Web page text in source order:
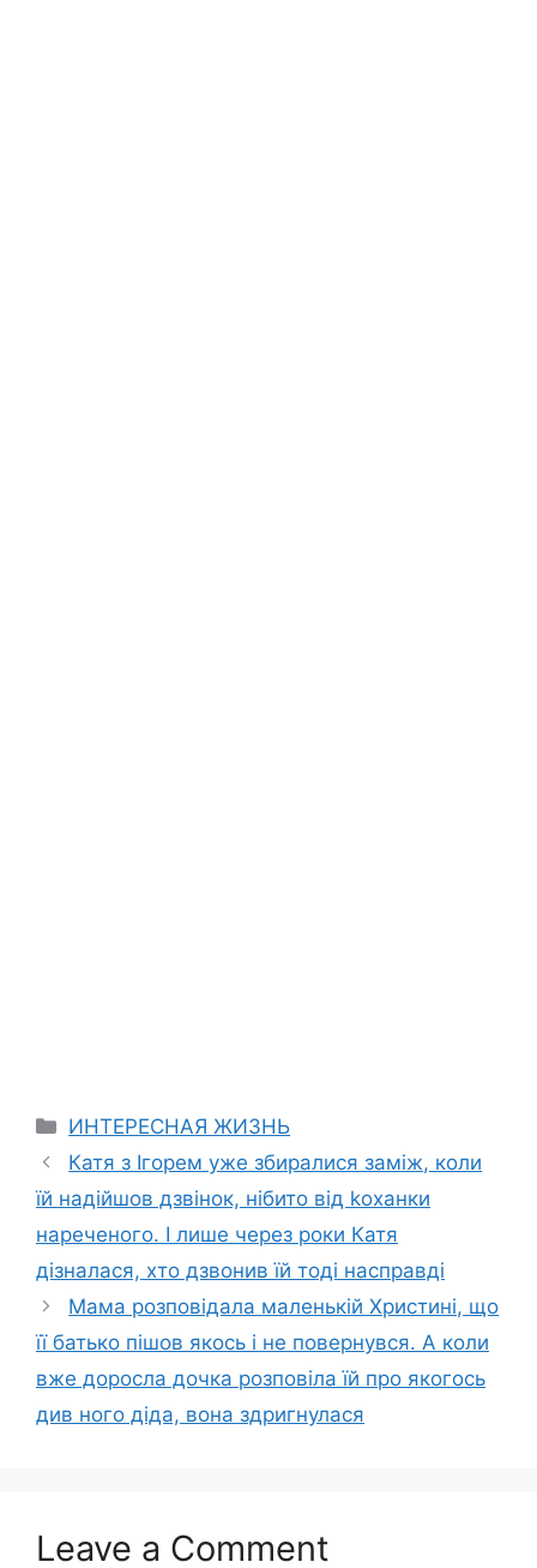
Categories
ИНТЕРЕСНАЯ ЖИЗНЬ
Катя з Ігорем уже збиралися заміж, коли
їй надійшов дзвінок, нібито від kоханки
нареченого. І лише через роки Катя
дізналася, хто дзвонив їй тоді насправді
Мама розповідала маленькій Христині, що
її батько пішов якось і не повернувся. А коли
вже доросла дочка розповіла їй про якогось
див ного діда, вона здригнулася
Leave a Comment